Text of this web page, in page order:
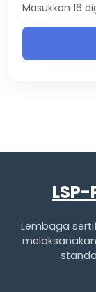
Masukkan 16
LSP-
Lembaga